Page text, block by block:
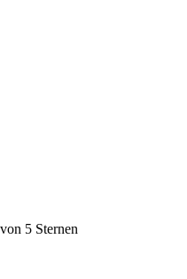
5 Sternen